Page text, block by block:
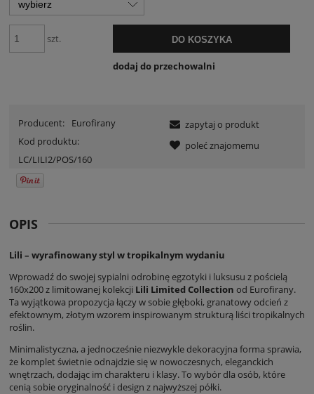
szt. DO KOSZYKA
dodaj do przechowalni
Producent:
Eurofirany
Kod produktu:
LC/LILI2/POS/160
zapytaj o produkt
poleć znajomemu
OPIS
Lili – wyrafinowany styl w tropikalnym wydaniu
Wprowadź do swojej sypialni odrobinę egzotyki i luksusu z pościelą
160x200 z limitowanej kolekcji Lili Limited Collection od Eurofirany.
Ta wyjątkowa propozycja łączy w sobie głęboki, granatowy odcień z
efektownym, złotym wzorem inspirowanym strukturą liści tropikalnych
roślin.
Minimalistyczna, a jednocześnie niezwykle dekoracyjna forma sprawia,
że komplet świetnie odnajdzie się w nowoczesnych, eleganckich
wnętrzach, dodając im charakteru i klasy. To wybór dla osób, które
cenią sobie oryginalność i design z najwyższej półki.